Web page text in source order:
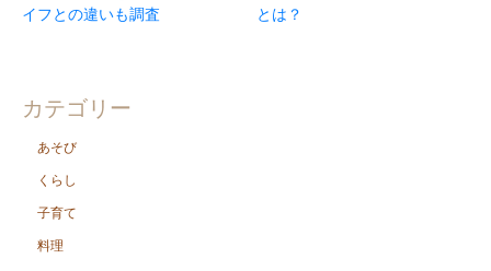
イフとの違いも調査
とは？
カテゴリー
あそび
くらし
子育て
料理